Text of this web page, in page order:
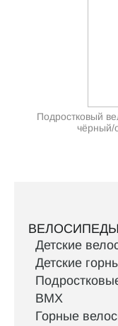
Подростковый
чёрный/
ВЕЛОСИПЕДЫ
Детские
Детские
BMX
Горные